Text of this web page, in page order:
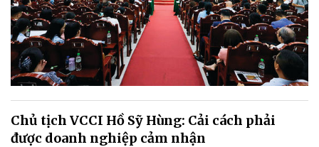
Chủ tịch VCCI Hồ Sỹ Hùng: Cải cách phải
được doanh nghiệp cảm nhận